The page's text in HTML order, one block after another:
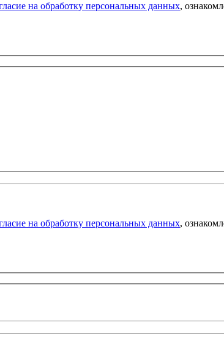
на обработку персональных данных,
на обработку персональных данных,